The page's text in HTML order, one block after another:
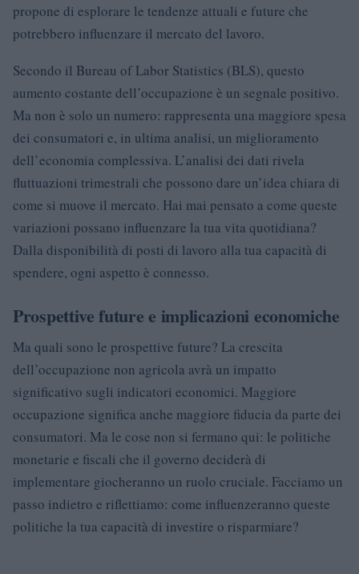
propone di esplorare le tendenze attuali e future che
potrebbero influenzare il mercato del lavoro.
Secondo il Bureau of Labor Statistics (BLS), questo
aumento costante dell’occupazione è un segnale positivo.
Ma non è solo un numero: rappresenta una maggiore spesa
dei consumatori e, in ultima analisi, un miglioramento
dell’economia complessiva. L’analisi dei dati rivela
fluttuazioni trimestrali che possono dare un’idea chiara di
come si muove il mercato. Hai mai pensato a come queste
variazioni possano influenzare la tua vita quotidiana?
Dalla disponibilità di posti di lavoro alla tua capacità di
spendere, ogni aspetto è connesso.
Prospettive future e implicazioni economiche
Ma quali sono le prospettive future? La crescita
dell’occupazione non agricola avrà un impatto
significativo sugli indicatori economici. Maggiore
occupazione significa anche maggiore fiducia da parte dei
consumatori. Ma le cose non si fermano qui: le politiche
monetarie e fiscali che il governo deciderà di
implementare giocheranno un ruolo cruciale. Facciamo un
passo indietro e riflettiamo: come influenzeranno queste
politiche la tua capacità di investire o risparmiare?